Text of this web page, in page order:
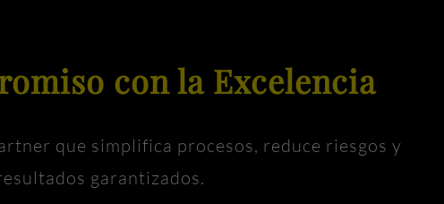
con la Excelencia
que simplifica procesos, reduce riesgos y
garantizados.